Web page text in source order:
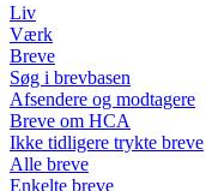
Liv
Værk
Breve
Søg i brevbasen
Afsendere og modtagere
Breve om HCA
Ikke tidligere trykte breve
Alle breve
Enkelte breve